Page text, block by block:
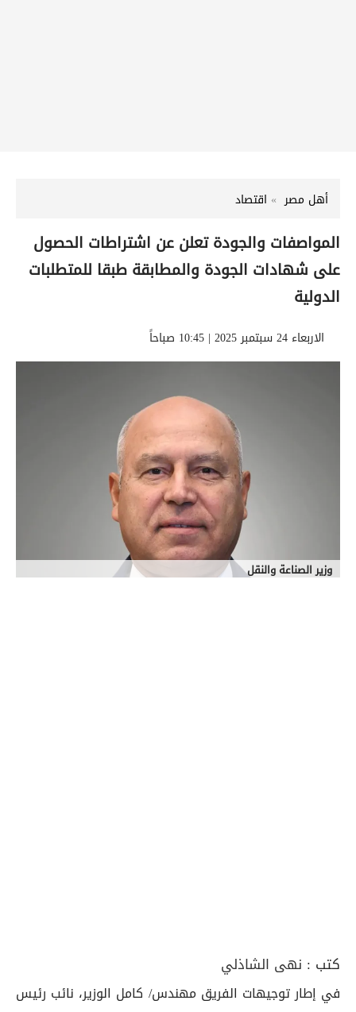
أهل مصر اقتصاد
المواصفات والجودة تعلن عن اشتراطات الحصول
على شهادات الجودة والمطابقة طبقا للمتطلبات
الدولية
الاربعاء 24 سبتمبر 2025 | 10:45 صباحاً
وزير الصناعة والنقل
كتب : نهى الشاذلي
في إطار توجيهات الفريق مهندس/ كامل الوزير، نائب رئيس